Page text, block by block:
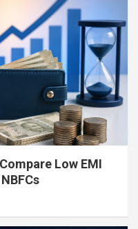
Low EMI